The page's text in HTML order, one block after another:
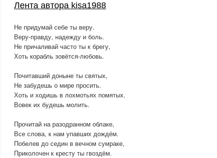
Лента автора kisa1988
Не придумай себе ты веру.
Веру-правду, надежду и боль.
Не причаливай часто ты к брегу,
Хоть корабль зовётся-любовь.
Почитавший доныне ты святых,
Не забудешь о мире просить.
Хоть и ходишь в лохмотьях помятых.
Вовек их будешь молить.
Прочитай на разодранном облаке,
Все слова, к нам упавших дождём.
Побелев до седин в вечном сумраке,
Приколочен к кресту ты гвоздём.